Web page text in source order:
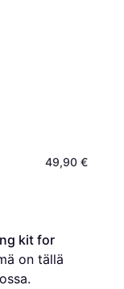
49,90 €
kit for
on tällä